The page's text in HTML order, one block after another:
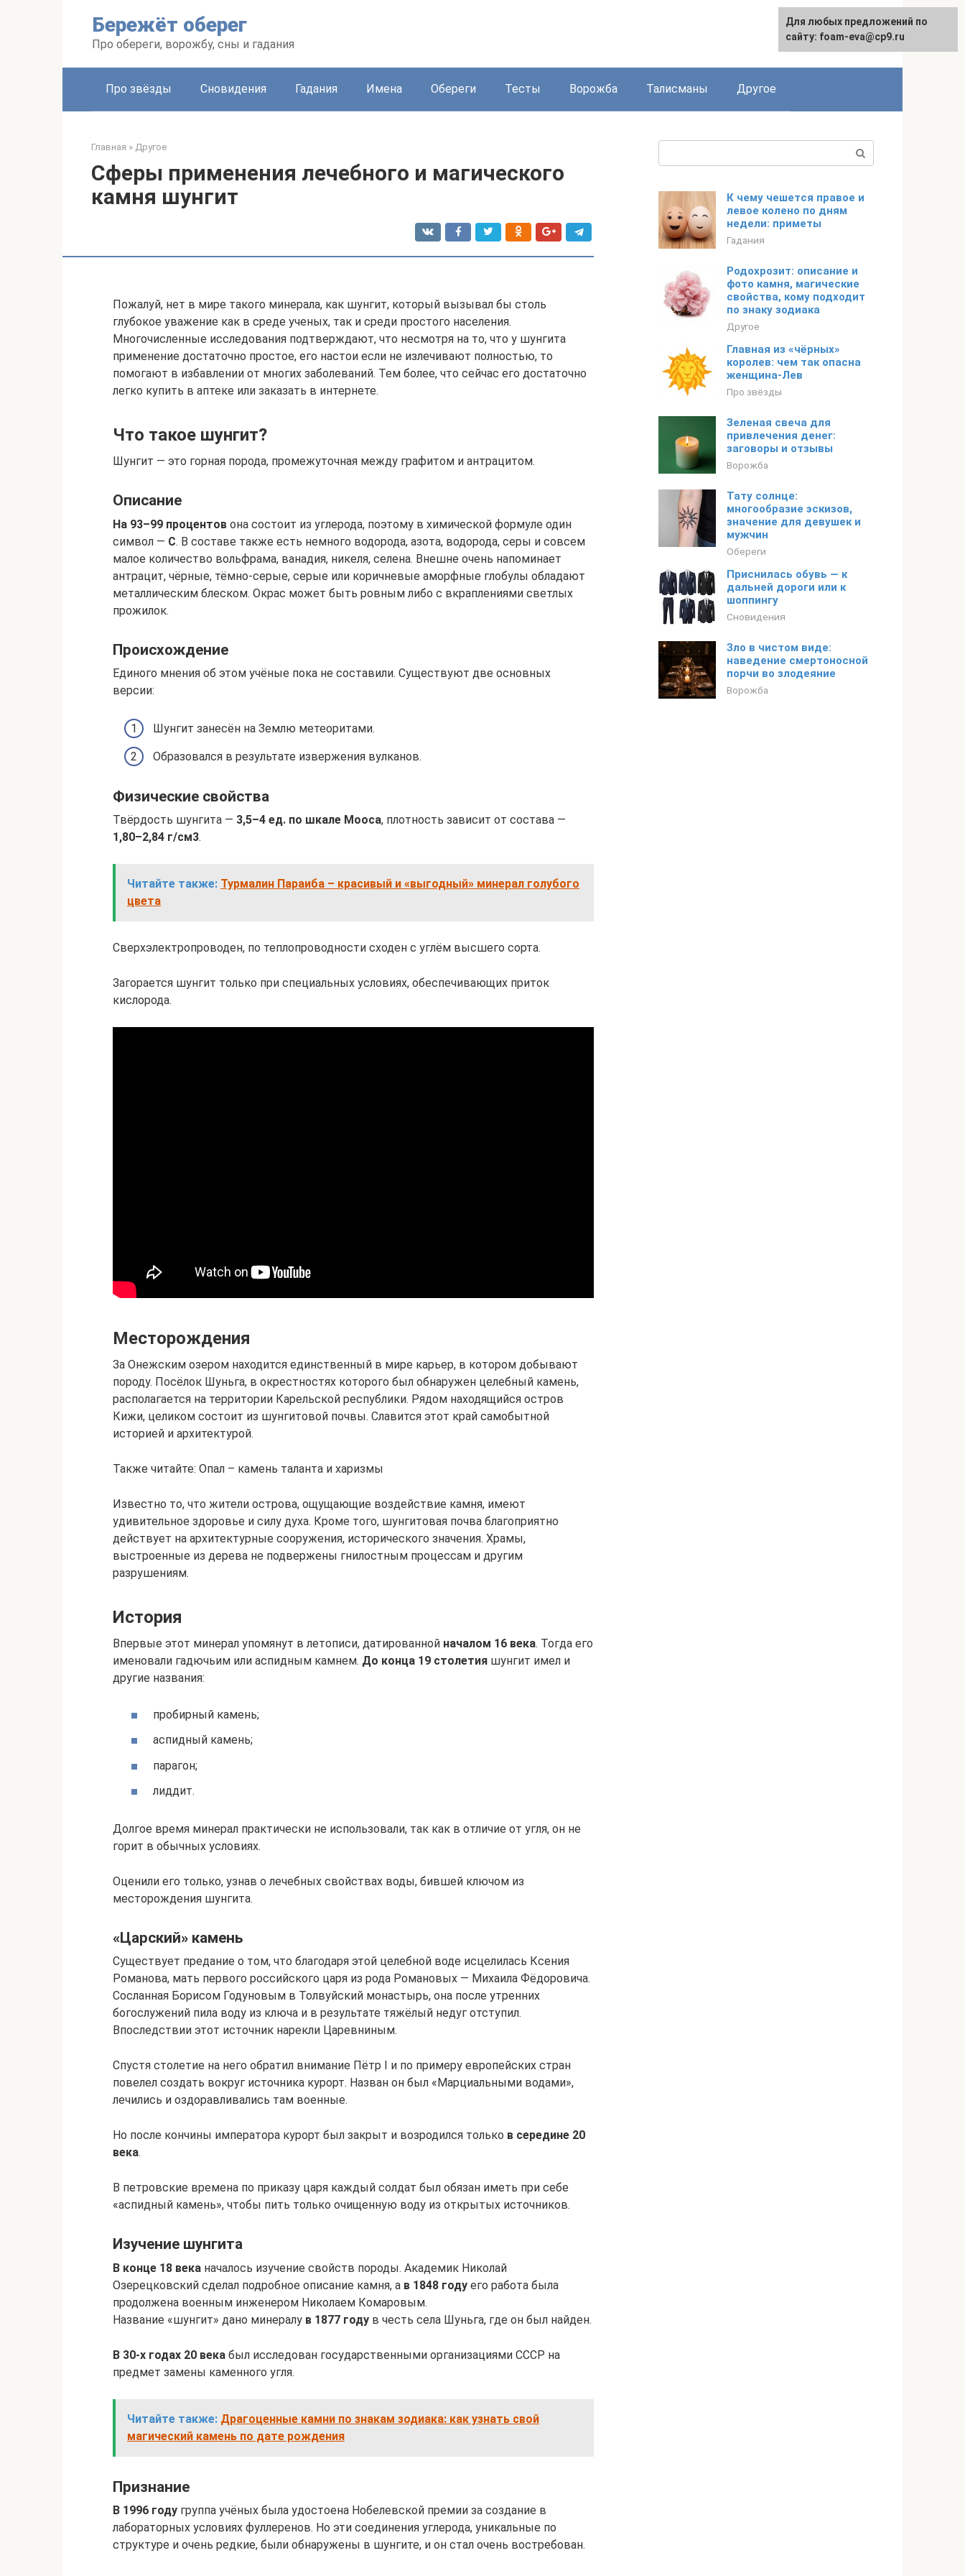
Бережёт оберег
Про обереги, ворожбу, сны и гадания
Про звёзды Сновидения Гадания Имена Обереги Тесты Ворожба Талисманы Другое
Главная » Другое
Сферы применения лечебного и магического
камня шунгит
Пожалуй, нет в мире такого минерала, как шунгит, который вызывал бы столь
глубокое уважение как в среде ученых, так и среди простого населения.
Многочисленные исследования подтверждают, что несмотря на то, что у шунгита
применение достаточно простое, его настои если не излечивают полностью, то
помогают в избавлении от многих заболеваний. Тем более, что сейчас его достаточно
легко купить в аптеке или заказать в интернете.
Что такое шунгит?
Шунгит — это горная порода, промежуточная между графитом и антрацитом.
Описание
На 93–99 процентов она состоит из углерода, поэтому в химической формуле один
символ — C. В составе также есть немного водорода, азота, водорода, серы и совсем
малое количество вольфрама, ванадия, никеля, селена. Внешне очень напоминает
антрацит, чёрные, тёмно-серые, серые или коричневые аморфные глобулы обладают
металлическим блеском. Окрас может быть ровным либо с вкраплениями светлых
прожилок.
Происхождение
Единого мнения об этом учёные пока не составили. Существуют две основных
версии:
Шунгит занесён на Землю метеоритами.
Образовался в результате извержения вулканов.
Физические свойства
Твёрдость шунгита — 3,5–4 ед. по шкале Мооса, плотность зависит от состава —
1,80–2,84 г/см3.
Читайте также: Турмалин Параиба – красивый и «выгодный» минерал голубого
цвета
Сверхэлектропроводен, по теплопроводности сходен с углём высшего сорта.
Загорается шунгит только при специальных условиях, обеспечивающих приток
кислорода.
Месторождения
За Онежским озером находится единственный в мире карьер, в котором добывают
породу. Посёлок Шуньга, в окрестностях которого был обнаружен целебный камень,
располагается на территории Карельской республики. Рядом находящийся остров
Кижи, целиком состоит из шунгитовой почвы. Славится этот край самобытной
историей и архитектурой.
Также читайте: Опал – камень таланта и харизмы
Известно то, что жители острова, ощущающие воздействие камня, имеют
удивительное здоровье и силу духа. Кроме того, шунгитовая почва благоприятно
действует на архитектурные сооружения, исторического значения. Храмы,
выстроенные из дерева не подвержены гнилостным процессам и другим
разрушениям.
История
Впервые этот минерал упомянут в летописи, датированной началом 16 века. Тогда его
именовали гадючьим или аспидным камнем. До конца 19 столетия шунгит имел и
другие названия:
пробирный камень;
аспидный камень;
парагон;
лиддит.
Долгое время минерал практически не использовали, так как в отличие от угля, он не
горит в обычных условиях.
Оценили его только, узнав о лечебных свойствах воды, бившей ключом из
месторождения шунгита.
«Царский» камень
Существует предание о том, что благодаря этой целебной воде исцелилась Ксения
Романова, мать первого российского царя из рода Романовых — Михаила Фёдоровича.
Сосланная Борисом Годуновым в Толвуйский монастырь, она после утренних
богослужений пила воду из ключа и в результате тяжёлый недуг отступил.
Впоследствии этот источник нарекли Царевниным.
Спустя столетие на него обратил внимание Пётр I и по примеру европейских стран
повелел создать вокруг источника курорт. Назван он был «Марциальными водами»,
лечились и оздоравливались там военные.
Но после кончины императора курорт был закрыт и возродился только в середине 20
века.
В петровские времена по приказу царя каждый солдат был обязан иметь при себе
«аспидный камень», чтобы пить только очищенную воду из открытых источников.
Изучение шунгита
В конце 18 века началось изучение свойств породы. Академик Николай
Озерецковский сделал подробное описание камня, а в 1848 году его работа была
продолжена военным инженером Николаем Комаровым.
Название «шунгит» дано минералу в 1877 году в честь села Шуньга, где он был найден.
В 30-х годах 20 века был исследован государственными организациями СССР на
предмет замены каменного угля.
Читайте также: Драгоценные камни по знакам зодиака: как узнать свой
магический камень по дате рождения
Признание
В 1996 году группа учёных была удостоена Нобелевской премии за создание в
лабораторных условиях фуллеренов. Но эти соединения углерода, уникальные по
структуре и очень редкие, были обнаружены в шунгите, и он стал очень востребован.
К чему чешется правое и
левое колено по дням
недели: приметы
Гадания
Родохрозит: описание и
фото камня, магические
свойства, кому подходит
по знаку зодиака
Другое
Главная из «чёрных»
королев: чем так опасна
женщина-Лев
Про звёзды
Зеленая свеча для
привлечения денег:
заговоры и отзывы
Ворожба
Тату солнце:
многообразие эскизов,
значение для девушек и
мужчин
Обереги
Приснилась обувь — к
дальней дороги или к
шоппингу
Сновидения
Зло в чистом виде:
наведение смертоносной
порчи во злодеяние
Ворожба
Для любых предложений по
сайту: foam-eva@cp9.ru